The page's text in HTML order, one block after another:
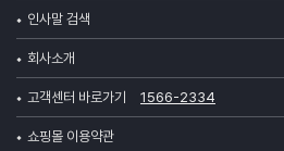
인사말 검색
회사소개
고객센터 바로가기 1566-2334
쇼핑몰 이용약관